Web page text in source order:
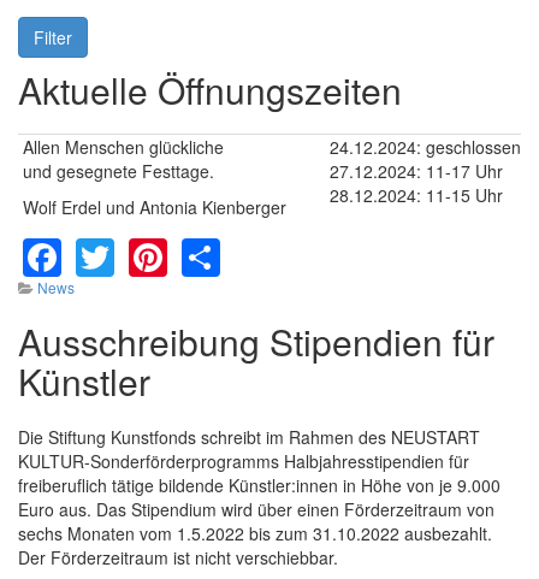
Filter
Aktuelle Öffnungszeiten
Allen Menschen glückliche
und gesegnete Festtage.
Wolf Erdel und Antonia Kienberger
24.12.2024: geschlossen
27.12.2024: 11-17 Uhr
28.12.2024: 11-15 Uhr
Facebook
TwitterPinterest
News
Ausschreibung Stipendien für
Künstler
Die Stiftung Kunstfonds schreibt im Rahmen des NEUSTART
KULTUR-Sonderförderprogramms Halbjahresstipendien für
freiberuflich tätige bildende Künstler:innen in Höhe von je 9.000
Euro aus. Das Stipendium wird über einen Förderzeitraum von
sechs Monaten vom 1.5.2022 bis zum 31.10.2022 ausbezahlt.
Der Förderzeitraum ist nicht verschiebbar.